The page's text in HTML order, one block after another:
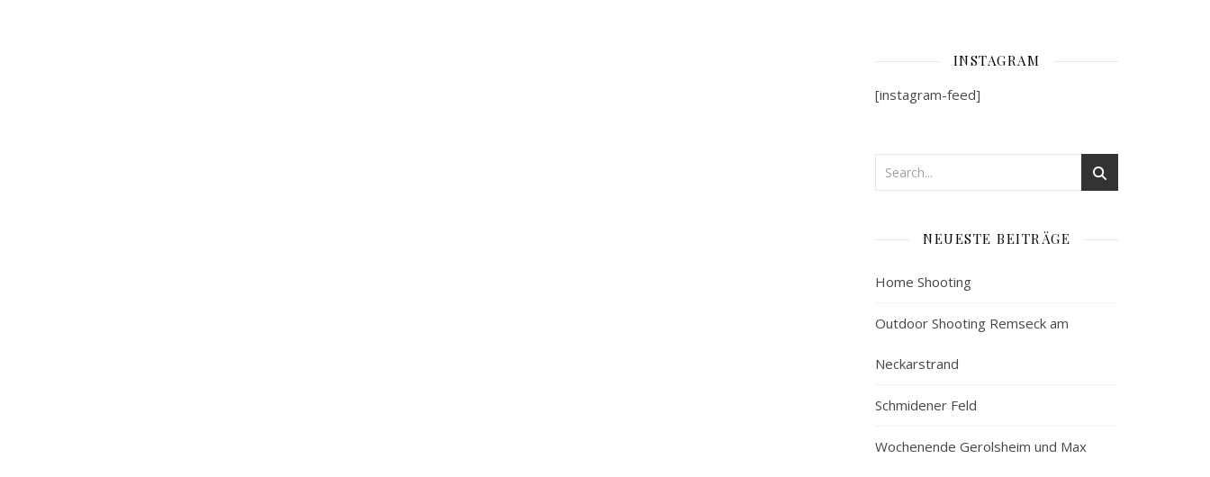
INSTAGRAM
[instagram-feed]
NEUESTE BEITRÄGE
Home Shooting
Outdoor Shooting Remseck am
Neckarstrand
Schmidener Feld
Wochenende Gerolsheim und Max